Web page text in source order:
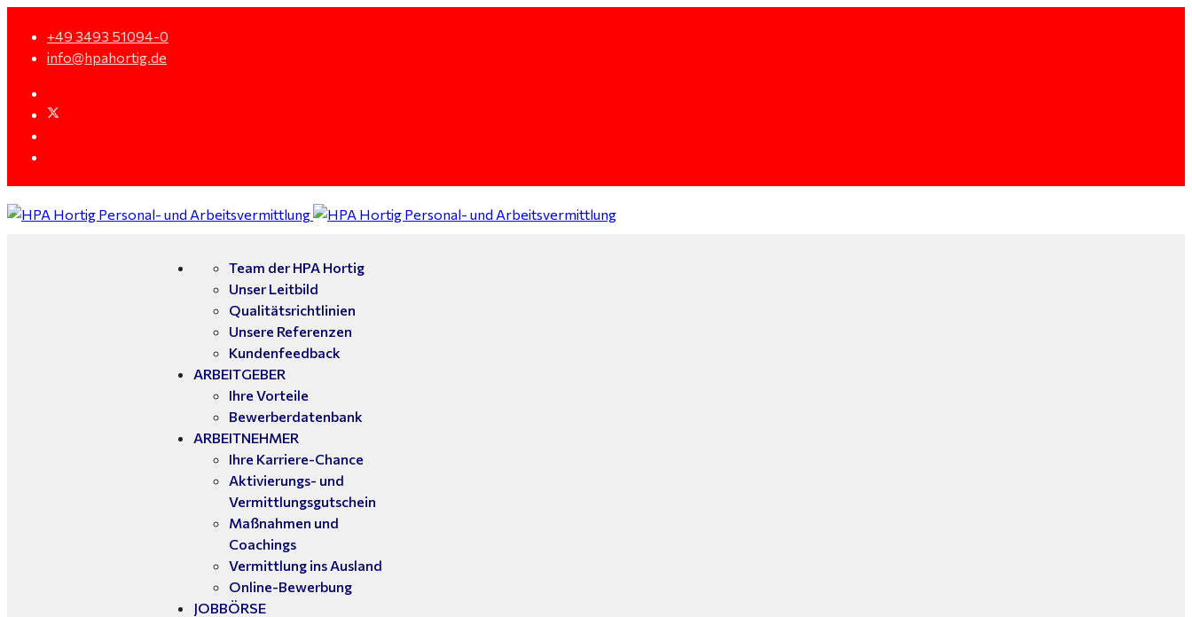
+49 3493 51094-0
info@hpahortig.de
Team der HPA Hortig
Unser Leitbild
Qualitätsrichtlinien
Unsere Referenzen
Kundenfeedback
ARBEITGEBER
Ihre Vorteile
Bewerberdatenbank
ARBEITNEHMER
Ihre Karriere-Chance
Aktivierungs- und
Vermittlungsgutschein
Maßnahmen und
Coachings
Vermittlung ins Ausland
Online-Bewerbung
JOBBÖRSE